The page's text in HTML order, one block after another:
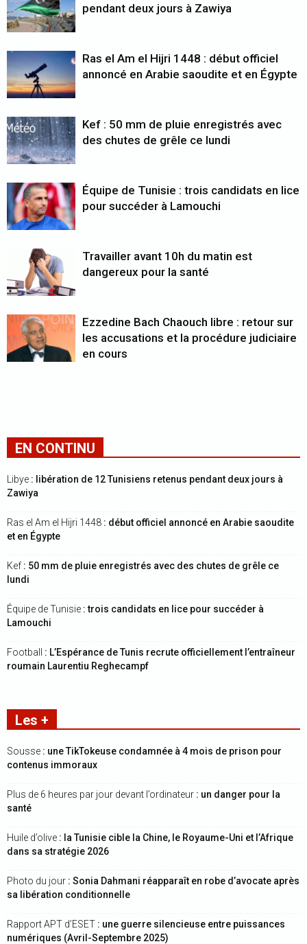
pendant deux jours à Zawiya
Ras el Am el Hijri 1448 : début officiel
annoncé en Arabie saoudite et en Égypte
Kef : 50 mm de pluie enregistrés avec
des chutes de grêle ce lundi
Équipe de Tunisie : trois candidats en lice
pour succéder à Lamouchi
Travailler avant 10h du matin est
dangereux pour la santé
Ezzedine Bach Chaouch libre : retour sur
les accusations et la procédure judiciaire
en cours
EN CONTINU
Libye : libération de 12 Tunisiens retenus pendant deux jours à
Zawiya
Ras el Am el Hijri 1448 : début officiel annoncé en Arabie saoudite
et en Égypte
Kef : 50 mm de pluie enregistrés avec des chutes de grêle ce
lundi
Équipe de Tunisie : trois candidats en lice pour succéder à
Lamouchi
Football
: L’Espérance de Tunis recrute officiellement l’entraîneur
roumain Laurentiu Reghecampf
Les +
Sousse : une TikTokeuse condamnée à 4 mois de prison pour
contenus immoraux
Plus de 6 heures par jour devant l’ordinateur : un danger pour la
santé
Huile d’olive : la Tunisie cible la Chine, le Royaume-Uni et l’Afrique
dans sa stratégie 2026
Photo du jour : Sonia Dahmani réapparaît en robe d’avocate après
sa libération conditionnelle
Rapport APT d’ESET : une guerre silencieuse entre puissances
numériques (Avril-Septembre 2025)